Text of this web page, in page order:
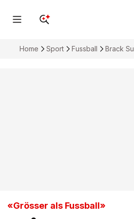
Home Sport Fussball Brack
«Grösser als Fussball»